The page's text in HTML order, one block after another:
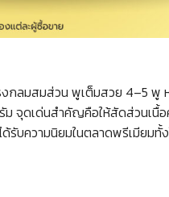
มสมส่วน พูเต็มสวย 4–5 พู ห
จุดเด่นสำคัญคือให้สัดส่วนเนื้อ
บความนิยมในตลาดพรีเมียมทั้ง